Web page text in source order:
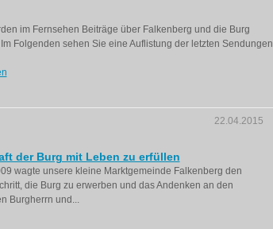
im Fernsehen Beiträge über Falkenberg und die Burg
Folgenden sehen Sie eine Auflistung der letzten Sendungen
22.04.2015
der Burg mit Leben zu erfüllen
wagte unsere kleine Marktgemeinde Falkenberg den
die Burg zu erwerben und das Andenken an den
Burgherrn und...